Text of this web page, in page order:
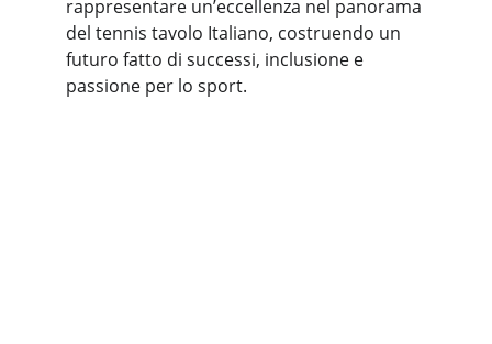
rappresentare un’eccellenza nel panorama
del tennis tavolo Italiano, costruendo un
futuro fatto di successi, inclusione e
passione per lo sport.